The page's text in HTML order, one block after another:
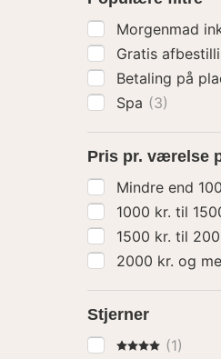
Morgenmad
Gratis
Betaling på
Spa (3)
Pris pr. værelse
Mindre
1000 kr.
1500 kr.
2000 kr. og
Stjerner
4 Stjerner
(1)